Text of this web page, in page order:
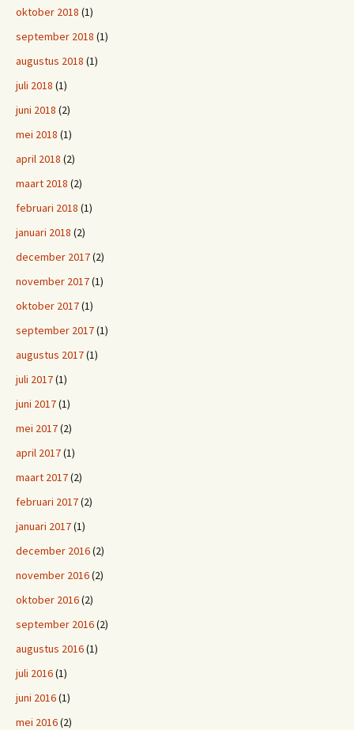
oktober 2018 (1)
september 2018 (1)
augustus 2018 (1)
juli 2018 (1)
juni 2018 (2)
mei 2018 (1)
april 2018 (2)
maart 2018 (2)
februari 2018 (1)
januari 2018 (2)
december 2017(2)
november 2017(1)
oktober 2017(1)
september 2017(1)
augustus 2017(1)
juli 2017(1)
juni 2017(1)
mei 2017(2)
april 2017(1)
maart 2017(2)
februari 2017(2)
januari 2017(1)
december 2016(2)
november 2016(2)
oktober 2016(2)
september 2016(2)
augustus 2016(1)
juli 2016(1)
juni 2016(1)
mei 2016(2)